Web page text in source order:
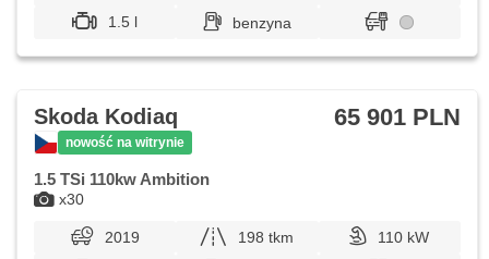
1.5 l
benzyna
x30
Skoda Kodiaq
nowość na witrynie
65 901 PLN
1.5 TSi 110kw Ambition
2019 198 tkm
110 kW